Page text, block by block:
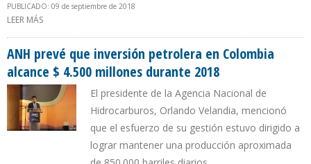
PUBLICADO: 09 de septiembre de 2018
LEER MÁS
ANH prevé que inversión petrolera en Colombia
alcance $ 4.500 millones durante 2018
El presidente de la Agencia Nacional de
Hidrocarburos, Orlando Velandia, mencionó
que el esfuerzo de su gestión estuvo dirigido a
lograr mantener una producción aproximada